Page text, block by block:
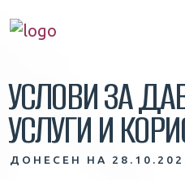
УСЛОВИ ЗА
УСЛУГИ И
ДОНЕСЕН НА